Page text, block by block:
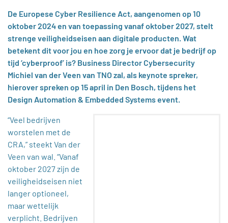
De Europese Cyber Resilience Act, aangenomen op 10
oktober 2024 en van toepassing vanaf oktober 2027, stelt
strenge veiligheidseisen aan digitale producten. Wat
betekent dit voor jou en hoe zorg je ervoor dat je bedrijf op
tijd ‘cyberproof’ is? Business Director Cybersecurity
Michiel van der Veen van TNO zal, als keynote spreker,
hierover spreken op 15 april in Den Bosch, tijdens het
Design Automation & Embedded Systems event.
“Veel bedrijven
worstelen met de
CRA,” steekt Van der
Veen van wal. “Vanaf
oktober 2027 zijn de
veiligheidseisen niet
langer optioneel,
maar wettelijk
verplicht. Bedrijven